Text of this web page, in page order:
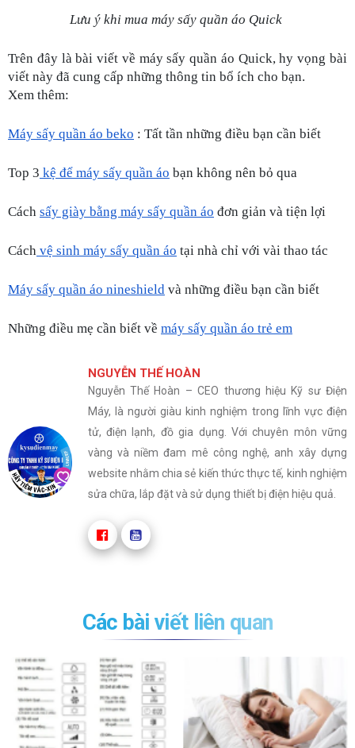
Lưu ý khi mua máy sấy quần áo Quick
Trên đây là bài viết về máy sấy quần áo Quick, hy vọng bài
viết này đã cung cấp những thông tin bổ ích cho bạn.
Xem thêm:
Máy sấy quần áo beko : Tất tần những điều bạn cần biết
Top 3 kệ để máy sấy quần áo bạn không nên bỏ qua
Cách sấy giày bằng máy sấy quần áo đơn giản và tiện lợi
Cách vệ sinh máy sấy quần áo tại nhà chỉ với vài thao tác
Máy sấy quần áo nineshield và những điều bạn cần biết
Những điều mẹ cần biết về máy sấy quần áo trẻ em
NGUYỄN THẾ HOÀN
Nguyễn Thế Hoàn – CEO thương hiệu Kỹ sư Điện
Máy, là người giàu kinh nghiệm trong lĩnh vực điện
tử, điện lạnh, đồ gia dụng. Với chuyên môn vững
vàng và niềm đam mê công nghệ, anh xây dựng
website nhằm chia sẻ kiến thức thực tế, kinh nghiệm
sửa chữa, lắp đặt và sử dụng thiết bị điện hiệu quả.
Các bài viết liên quan